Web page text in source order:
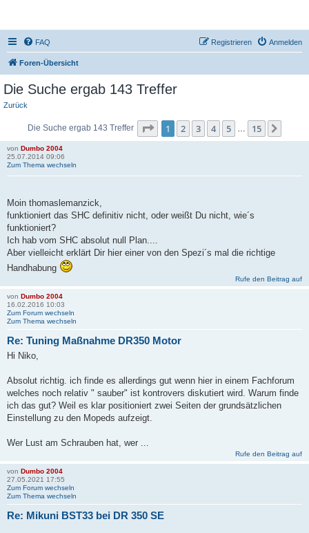
FAQ Anmelden
Registrieren
Foren-Übersicht
Die Suche ergab 143 Treffer
Zurück
Die Suche ergab 143 Treffer Seite 1von 15
1 2 3 4 5 … 15
von Dumbo 2004
25.07.2014 09:06
Zum Thema wechseln
Moin thomaslemanzick,
funktioniert das SHC definitiv nicht, oder weißt Du nicht, wie´s
funktioniert?
Ich hab vom SHC absolut null Plan....
Aber vielleicht erklärt Dir hier einer von den Spezi´s mal die richtige
Handhabung
Rufe den Beitrag auf
von Dumbo 2004
16.02.2016 10:03
Zum Forum wechseln
Zum Thema wechseln
Re: Tuning Maßnahme DR350 Motor
Hi Niko,
Absolut richtig. ich finde es allerdings gut wenn hier in einem Fachforum
welches noch relativ " sauber" ist kontrovers diskutiert wird. Warum finde
ich das gut? Weil es klar positioniert zwei Seiten der grundsätzlichen
Einstellung zu den Mopeds aufzeigt.
Wer Lust am Schrauben hat, wer ...
Rufe den Beitrag auf
von Dumbo 2004
27.05.2021 17:55
Zum Forum wechseln
Zum Thema wechseln
Re: Mikuni BST33 bei DR 350 SE